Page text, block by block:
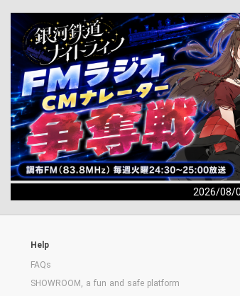
2026/08/
Help
FAQs
SHOWROOM, a fun and safe platform